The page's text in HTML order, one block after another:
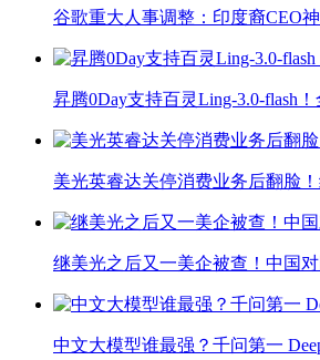
谷歌重大人事调整：印度裔CEO
昇腾0Day支持百灵Ling-3.0-flash
美光英睿达关停消费业务后翻脸
继美光之后又一美企被查！中国
中文大模型谁最强？千问第一